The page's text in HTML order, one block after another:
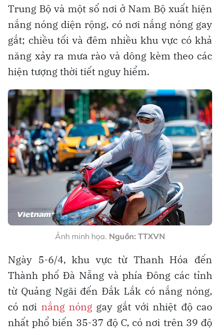
Trung Bộ và một số nơi ở Nam Bộ xuất hiện
nắng nóng diện rộng, có nơi nắng nóng gay
gắt; chiều tối và đêm nhiều khu vực có khả
năng xảy ra mưa rào và dông kèm theo các
hiện tượng thời tiết nguy hiểm.
Ảnh minh họa. Nguồn: TTXVN
Ngày 5-6/4, khu vực từ Thanh Hóa đến
Thành phố Đà Nẵng và phía Đông các tỉnh
từ Quảng Ngãi đến Đắk Lắk có nắng nóng,
có nơi nắng nóng gay gắt với nhiệt độ cao
nhất phổ biến 35-37 độ C, có nơi trên 39 độ